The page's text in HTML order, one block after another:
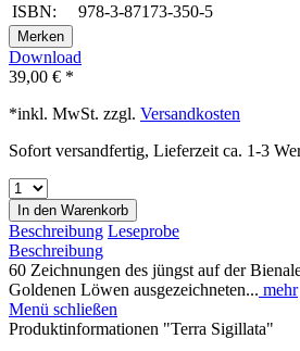
ISBN:
978-3-87173-350-5
Merken
Download
39,00 € *
*inkl. MwSt. zzgl. Versandkosten
Sofort versandfertig, Lieferzeit ca. 1-3
In den Warenkorb
Beschreibung Leseprobe
Beschreibung
60 Zeichnungen des jüngst auf der
Goldenen Löwen ausgezeichneten... mehr
Menü schließen
Produktinformationen "Terra Sigillata"